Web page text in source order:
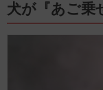
犬が『あご乗